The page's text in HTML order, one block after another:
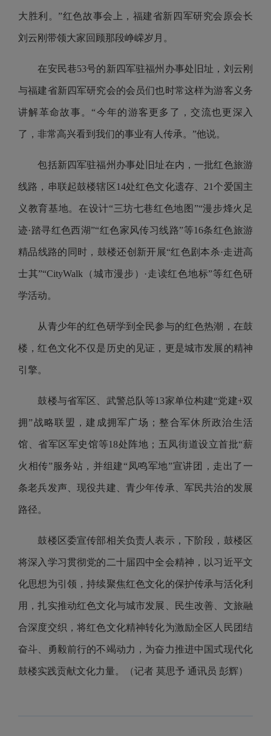
大胜利。”红色故事会上，福建省新四军研究会原会长
刘云刚带领大家回顾那段峥嵘岁月。
在安民巷53号的新四军驻福州办事处旧址，刘云刚
与福建省新四军研究会的会员们也时常这样为游客义务
讲解革命故事。“今年的游客更多了，交流也更深入
了，非常高兴看到我们的事业有人传承。”他说。
包括新四军驻福州办事处旧址在内，一批红色旅游
线路，串联起鼓楼辖区14处红色文化遗存、21个爱国主
义教育基地。在设计“三坊七巷红色地图”“漫步烽火足
迹·踏寻红色西湖”“红色家风传习线路”等16条红色旅游
精品线路的同时，鼓楼还创新开展“红色剧本杀·走进高
士其”“CityWalk（城市漫步）·走读红色地标”等红色研
学活动。
从青少年的红色研学到全民参与的红色热潮，在鼓
楼，红色文化不仅是历史的见证，更是城市发展的精神
引擎。
鼓楼与省军区、武警总队等13家单位构建“党建+双
拥”战略联盟，建成拥军广场；整合军休所政治生活
馆、省军区军史馆等18处阵地；五凤街道设立首批“薪
火相传”服务站，并组建“凤鸣军地”宣讲团，走出了一
条老兵发声、现役共建、青少年传承、军民共治的发展
路径。
鼓楼区委宣传部相关负责人表示，下阶段，鼓楼区
将深入学习贯彻党的二十届四中全会精神，以习近平文
化思想为引领，持续聚焦红色文化的保护传承与活化利
用，扎实推动红色文化与城市发展、民生改善、文旅融
合深度交织，将红色文化精神转化为激励全区人民团结
奋斗、勇毅前行的不竭动力，为奋力推进中国式现代化
鼓楼实践贡献文化力量。（记者 莫思予 通讯员 彭辉）